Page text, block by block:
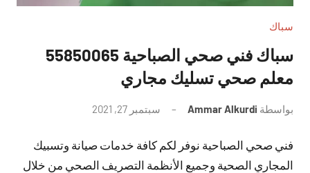
سباك
سباك فني صحي الصباحية 55850065
معلم صحي تسليك مجاري
بواسطة Ammar Alkurdi سبتمبر 27, 2021
تعليقات
فني صحي الصباحية نوفر لكم كافة خدمات صيانة وتسبيك
المجاري الصحية وجميع الأنظمة التصريف الصحي من خلال